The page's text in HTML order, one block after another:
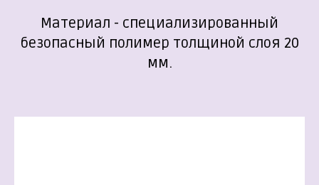
Материал - специализированный
безопасный полимер толщиной слоя 20
мм.